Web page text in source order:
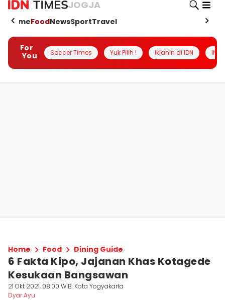
JOGJA
HomeFoodNewsSportTravel
For
You
Soccer Times Yuk Pilih ! Iklanin di IDN
Home Food Dining Guide
6 Fakta Kipo, Jajanan Khas Kotagede
Kesukaan Bangsawan
21 Okt 2021, 08:00 WIB Kota Yogyakarta
Dyar Ayu